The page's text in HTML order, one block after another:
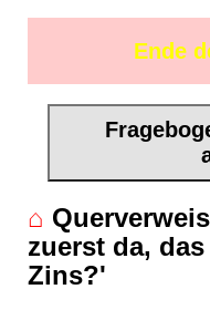
Ende
⌂
zuerst da,
Zins?'